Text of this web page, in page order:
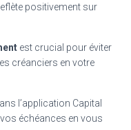
positivement sur
est crucial pour éviter
créanciers en votre
l’application Capital
échéances en vous